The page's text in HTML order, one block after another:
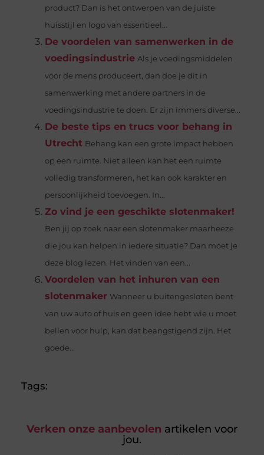
product? Dan is het ontwerpen van de juiste
huisstijl en logo van essentieel...
De voordelen van samenwerken in de
voedingsindustrie Als je voedingsmiddelen
voor de mens produceert, dan doe je dit in
samenwerking met andere partners in de
voedingsindustrie te doen. Er zijn immers diverse...
De beste tips en trucs voor behang in
Utrecht Behang kan een grote impact hebben
op een ruimte. Niet alleen kan het een ruimte
volledig transformeren, het kan ook karakter en
persoonlijkheid toevoegen. In...
Zo vind je een geschikte slotenmaker!
Ben jij op zoek naar een slotenmaker maarheeze
die jou kan helpen in iedere situatie? Dan moet je
deze blog lezen. Het vinden van een...
Voordelen van het inhuren van een
slotenmaker Wanneer u buitengesloten bent
van uw auto of huis en geen idee hebt wie u moet
bellen voor hulp, kan dat beangstigend zijn. Het
goede...
Tags:
Verken onze aanbevolen artikelen voor
jou.